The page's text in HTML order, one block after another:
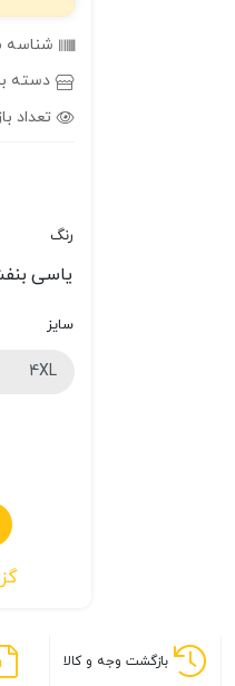
شناسه
دسته
تعداد
رنگ
یاسی
سایز
بازگشت وجه و کالا